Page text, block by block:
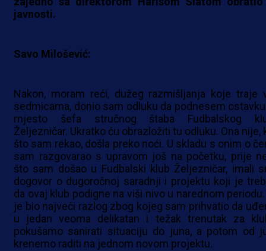
javnosti.
Savo Milošević:
Nakon, moram reći, dužeg razmišljanja koje traje
sedmicama, donio sam odluku da podnesem
mjesto šefa stručnog štaba Fudbalskog
Željezničar. Ukratko ću obrazložiti tu odluku. Ona nije,
što sam rekao, došla preko noći. U skladu s onim o
sam razgovarao s upravom još na početku, prije
što sam došao u Fudbalski klub Željezničar, imali
dogovor o dugoročnoj saradnji i projektu koji je
da ovaj klub podigne na viši nivo u narednom
je bio najveći razlog zbog kojeg sam prihvatio da
u jedan veoma delikatan i težak trenutak za
pokušamo sanirati situaciju do juna, a potom od
krenemo raditi na jednom novom projektu.